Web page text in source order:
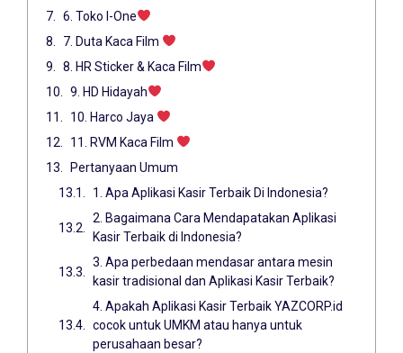
6. Toko I-One
7. Duta Kaca Film
8. HR Sticker & Kaca Film
9. HD Hidayah
10. Harco Jaya
11. RVM Kaca Film
Pertanyaan Umum
1. Apa Aplikasi Kasir Terbaik Di Indonesia?
2. Bagaimana Cara Mendapatakan Aplikasi
Kasir Terbaik di Indonesia?
3. Apa perbedaan mendasar antara mesin
kasir tradisional dan Aplikasi Kasir Terbaik?
4. Apakah Aplikasi Kasir Terbaik YAZCORP.id
cocok untuk UMKM atau hanya untuk
perusahaan besar?